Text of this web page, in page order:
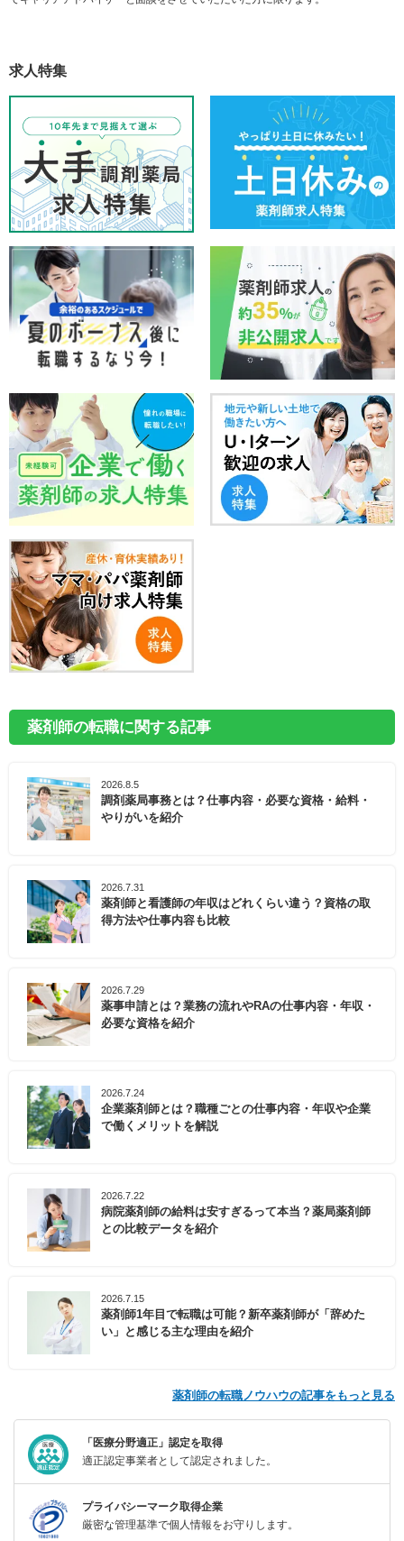
求人特集
薬剤師の転職に関する記事
2026.8.5
調剤薬局事務とは？仕事内容・必要な資格・給料・
やりがいを紹介
2026.7.31
薬剤師と看護師の年収はどれくらい違う？資格の取
得方法や仕事内容も比較
2026.7.29
薬事申請とは？業務の流れやRAの仕事内容・年収・
必要な資格を紹介
2026.7.24
企業薬剤師とは？職種ごとの仕事内容・年収や企業
で働くメリットを解説
2026.7.22
病院薬剤師の給料は安すぎるって本当？薬局薬剤師
との比較データを紹介
2026.7.15
薬剤師1年目で転職は可能？新卒薬剤師が「辞めた
い」と感じる主な理由を紹介
薬剤師の転職ノウハウの記事をもっと見る
「医療分野適正」認定を取得
適正認定事業者として認定されました。
プライバシーマーク取得企業
厳密な管理基準で個人情報をお守りします。